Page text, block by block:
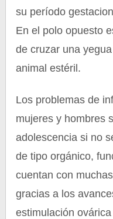
su período
En el polo opuesto
de cruzar una
animal estéril.
Los problemas de
mujeres y hombres
adolescencia si no
de tipo orgánico,
cuentan con
gracias a los
estimulación